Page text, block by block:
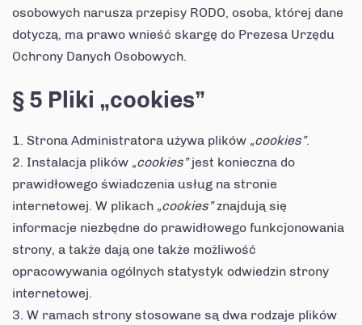
osobowych narusza przepisy RODO, osoba, której dane
dotyczą, ma prawo wnieść skargę do Prezesa Urzędu
Ochrony Danych Osobowych.
§ 5 Pliki „cookies”
Strona Administratora używa plików „cookies”.
Instalacja plików „cookies”jest konieczna do
prawidłowego świadczenia usług na stronie
internetowej. W plikach „cookies”znajdują się
informacje niezbędne do prawidłowego funkcjonowania
strony, a także dają one także możliwość
opracowywania ogólnych statystyk odwiedzin strony
internetowej.
W ramach strony stosowane są dwa rodzaje plików